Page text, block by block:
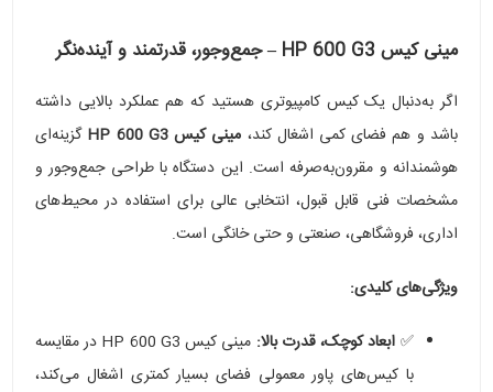
مینی کیس HP 600 G3 – جمع‌وجور، قدرتمند و آینده‌نگر
اگر به‌دنبال یک کیس کامپیوتری هستید که هم عملکرد بالایی داشته
باشد و هم فضای کمی اشغال کند، مینی کیس HP 600 G3
گزینه‌ای
هوشمندانه و مقرون‌به‌صرفه است. این دستگاه با طراحی جمع‌وجور و
مشخصات فنی قابل قبول، انتخابی عالی برای استفاده در محیط‌های
اداری، فروشگاهی، صنعتی و حتی خانگی است.
ویژگی‌های کلیدی:
✅ ابعاد کوچک، قدرت بالا:
مینی کیس HP 600 G3 در مقایسه
با کیس‌های پاور معمولی فضای بسیار کمتری اشغال می‌کند،